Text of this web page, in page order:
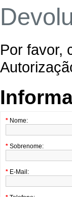
Por favor,
* Nome:
* Sobrenome:
* E-Mail: